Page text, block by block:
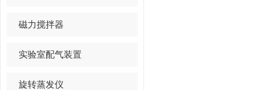
磁力搅拌器
实验室配气装置
旋转蒸发仪